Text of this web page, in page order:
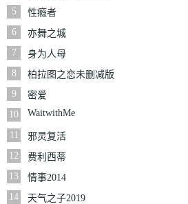
更美
5
性瘾者
6
亦舞之城
7
身为人母
8
柏拉图之恋未删减版
9
密爱
10
WaitwithMe
11
邪灵复活
12
费利西蒂
13
情事2014
14
天气之子2019